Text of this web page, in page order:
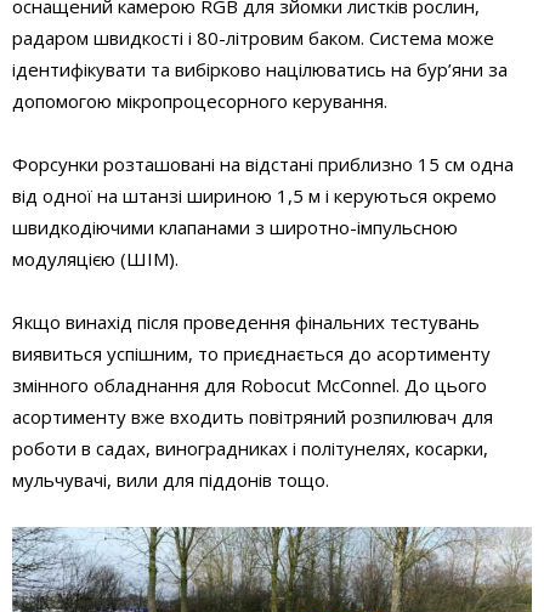
оснащений камерою RGB для зйомки листків рослин,
радаром швидкості і 80-літровим баком. Система може
ідентифікувати та вибірково націлюватись на бур’яни за
допомогою мікропроцесорного керування.
Форсунки розташовані на відстані приблизно 15 см одна
від одної на штанзі шириною 1,5 м і керуються окремо
швидкодіючими клапанами з широтно-імпульсною
модуляцією (ШІМ).
Якщо винахід після проведення фінальних тестувань
виявиться успішним, то приєднається до асортименту
змінного обладнання для Robocut McConnel. До цього
асортименту вже входить повітряний розпилювач для
роботи в садах, виноградниках і політунелях, косарки,
мульчувачі, вили для піддонів тощо.